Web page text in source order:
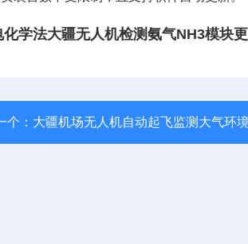
化学法大疆无人机检测氨气NH3模块
个： 大疆机场无人机自动起飞监测大气环境